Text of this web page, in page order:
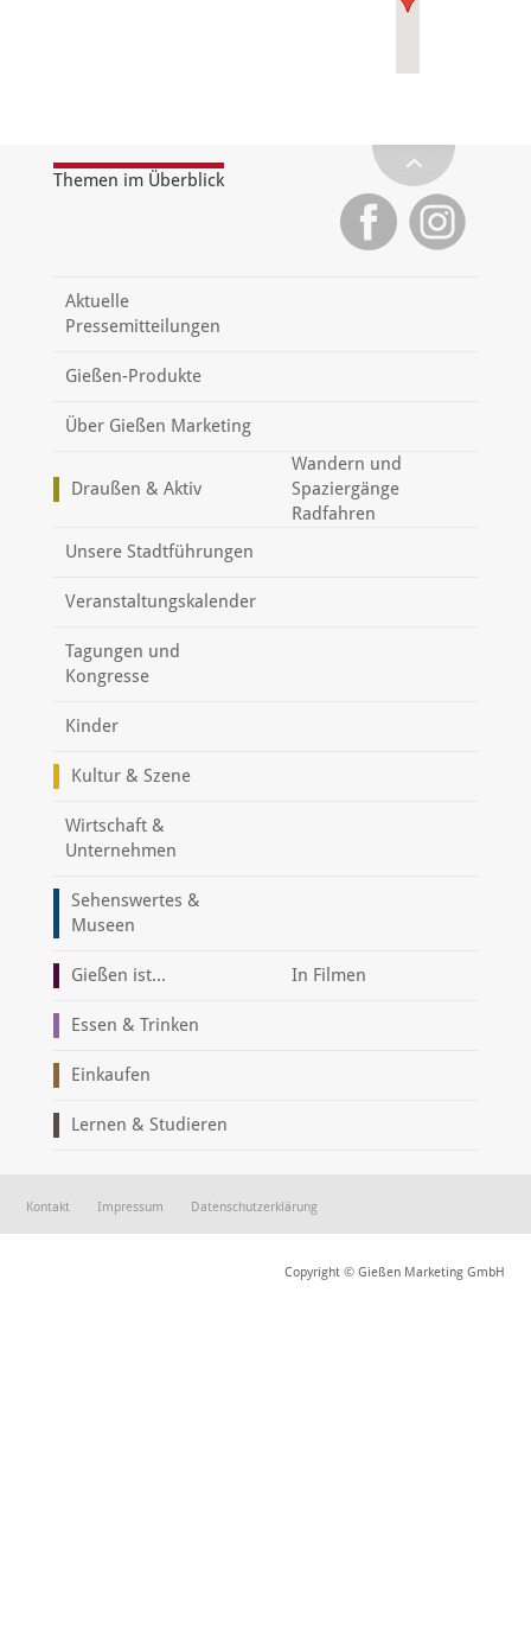
Themen im Überblick
Aktuelle
Pressemitteilungen
Gießen-Produkte
Über Gießen Marketing
Draußen & Aktiv
Wandern und
Spaziergänge
Radfahren
Unsere Stadtführungen
Veranstaltungskalender
Tagungen und
Kongresse
Kinder
Kultur & Szene
Wirtschaft &
Unternehmen
Sehenswertes &
Museen
Gießen ist... In Filmen
Essen & Trinken
Einkaufen
Lernen & Studieren
Kontakt Impressum Datenschutzerklärung
Copyright © Gießen Marketing GmbH